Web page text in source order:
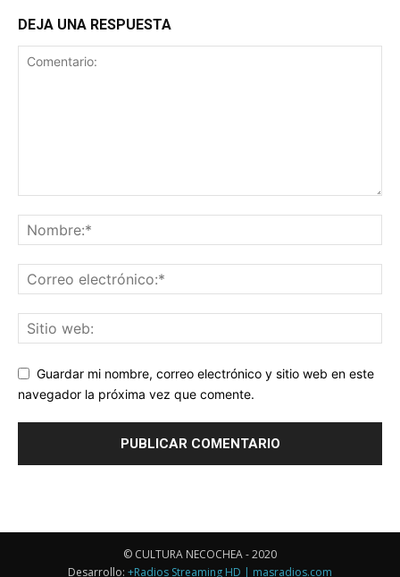
DEJA UNA RESPUESTA
Guardar mi nombre, correo electrónico y sitio web en este
navegador la próxima vez que comente.
© CULTURA NECOCHEA - 2020
Desarrollo: +Radios Streaming HD | masradios.com